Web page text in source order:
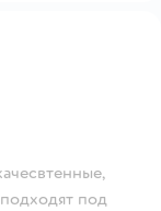
под